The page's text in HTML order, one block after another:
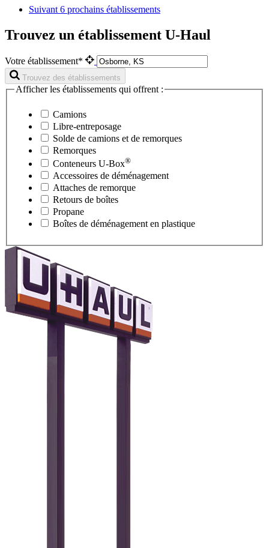
Suivant 6 prochains établissements
Trouvez un établissement U-Haul
Votre établissement*
Trouvez des établissements
Afficher les établissements qui offrent :
Camions
Libre-entreposage
Solde de camions et de remorques
Remorques
Conteneurs U-Box®
Accessoires de déménagement
Attaches de remorque
Retours de boîtes
Propane
Boîtes de déménagement en plastique